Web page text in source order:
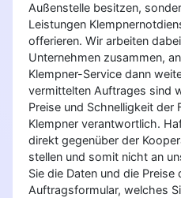
Außenstelle besitzen,
Leistungen
offerieren. Wir arbeiten
Unternehmen zusammen,
Klempner-Service dann
vermittelten Auftrages sind
Preise und Schnelligkeit der
Klempner verantwortlich.
direkt gegenüber der
stellen und somit nicht an
Sie die Daten und die
Auftragsformular, welches